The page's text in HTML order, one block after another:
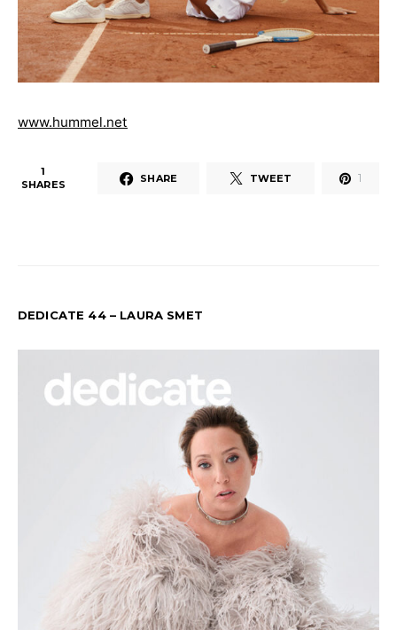
www.hummel.net
1
SHARES
SHARE TWEET 1
DEDICATE 44 – LAURA SMET